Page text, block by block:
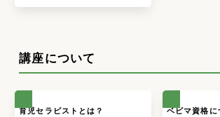
講座について
育児セラピストとは？ ベビマ資格に